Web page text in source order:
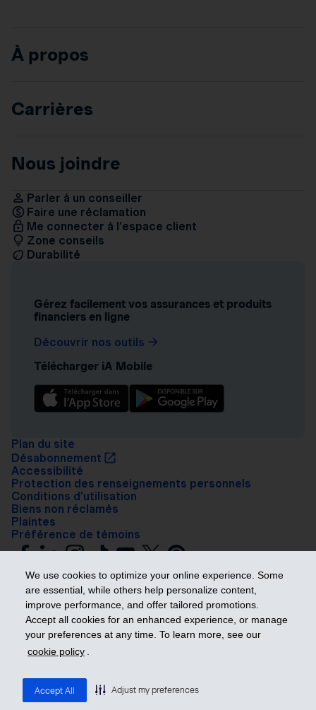
We use cookies to optimize your online experience. Some
are essential, while others help personalize content,
improve performance, and offer tailored promotions.
Accept all cookies for an enhanced experience, or manage
your preferences at any time. To learn more, see our
cookie policy .
Accept All Adjust my preferences
À propos
Carrières
Nous joindre
Parler à un conseiller
Faire une réclamation
Me connecter à l’espace client
Zone conseils
Durabilité
Gérez facilement vos assurances et produits
financiers en ligne
Découvrir nos outils
Télécharger iA Mobile
Plan du site
Désabonnement
Accessibilité
Protection des renseignements personnels
Conditions d’utilisation
Biens non réclamés
Plaintes
Préférence de témoins
Prendre les devants
Groupe financier. Tous droits réservés.